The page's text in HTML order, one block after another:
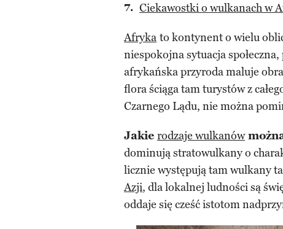
Ciekawostki o wulkanach w
Afryka to kontynent o wielu
niespokojna sytuacja
afrykańska przyroda maluje
flora ściąga tam turystów z
Czarnego Lądu, nie można
Jakie rodzaje wulkanów
dominują stratowulkany o
licznie występują tam wulkany
Azji, dla lokalnej ludności są
oddaje się cześć istotom